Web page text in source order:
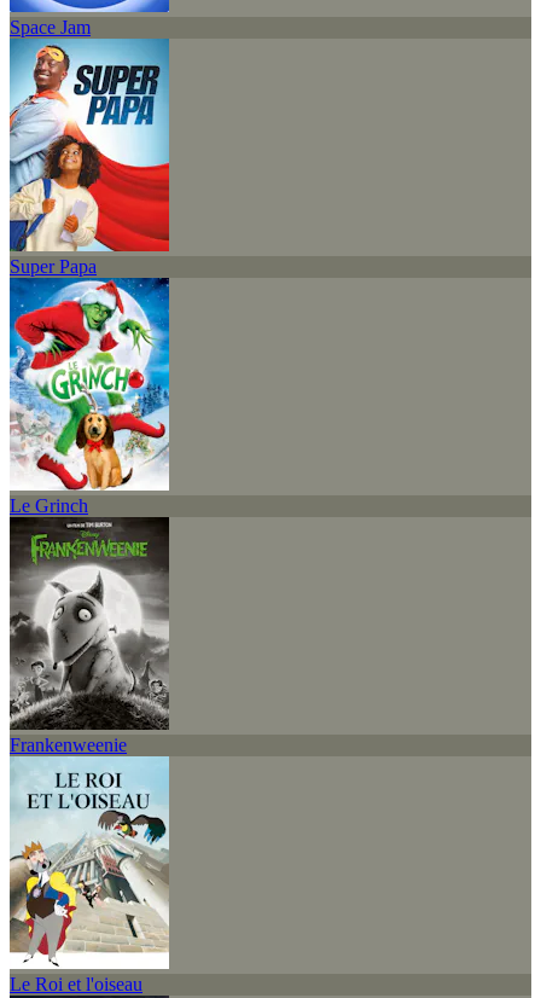
Space Jam
Super Papa
Le Grinch
Frankenweenie
Le Roi et l'oiseau